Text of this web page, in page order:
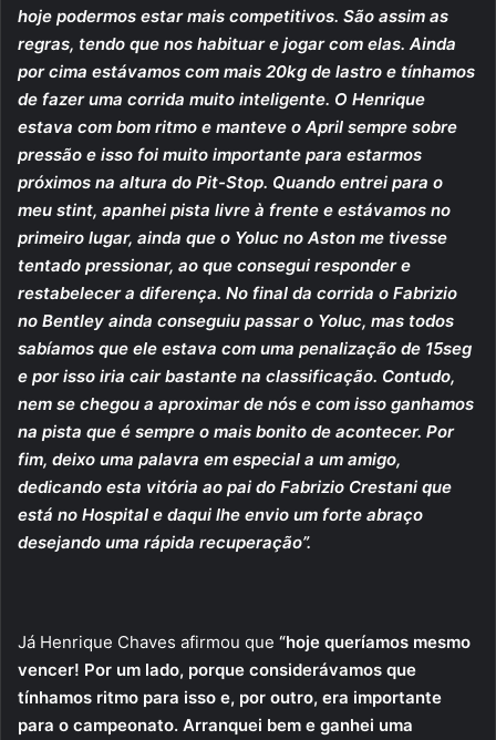
hoje podermos estar mais competitivos. São assim as
regras, tendo que nos habituar e jogar com elas. Ainda
por cima estávamos com mais 20kg de lastro e tínhamos
de fazer uma corrida muito inteligente. O Henrique
estava com bom ritmo e manteve o April sempre sobre
pressão e isso foi muito importante para estarmos
próximos na altura do Pit-Stop. Quando entrei para o
meu stint, apanhei pista livre à frente e estávamos no
primeiro lugar, ainda que o Yoluc no Aston me tivesse
tentado pressionar, ao que consegui responder e
restabelecer a diferença. No final da corrida o Fabrizio
no Bentley ainda conseguiu passar o Yoluc, mas todos
sabíamos que ele estava com uma penalização de 15seg
e por isso iria cair bastante na classificação. Contudo,
nem se chegou a aproximar de nós e com isso ganhamos
na pista que é sempre o mais bonito de acontecer. Por
fim, deixo uma palavra em especial a um amigo,
dedicando esta vitória ao pai do Fabrizio Crestani que
está no Hospital e daqui lhe envio um forte abraço
desejando uma rápida recuperação”.
Já Henrique Chaves afirmou que “hoje queríamos mesmo
vencer! Por um lado, porque considerávamos que
tínhamos ritmo para isso e, por outro, era importante
para o campeonato. Arranquei bem e ganhei uma